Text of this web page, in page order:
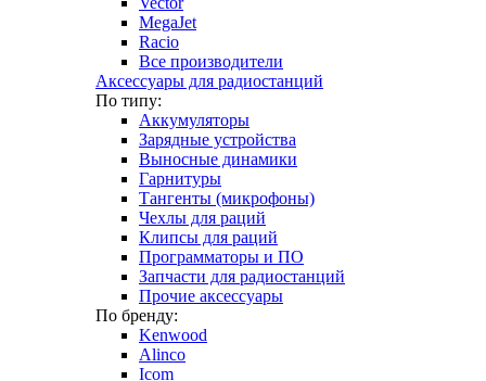
MegaJet
Racio
Все производители
Аксессуары для радиостанций
По типу:
Аккумуляторы
Зарядные устройства
Выносные динамики
Гарнитуры
Тангенты (микрофоны)
Чехлы для раций
Клипсы для раций
Программаторы и ПО
Запчасти для радиостанций
Прочие аксессуары
По бренду:
Kenwood
Alinco
Icom